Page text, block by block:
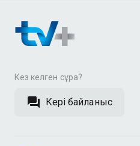
Кез келген сұрақ?
Кері байланыс